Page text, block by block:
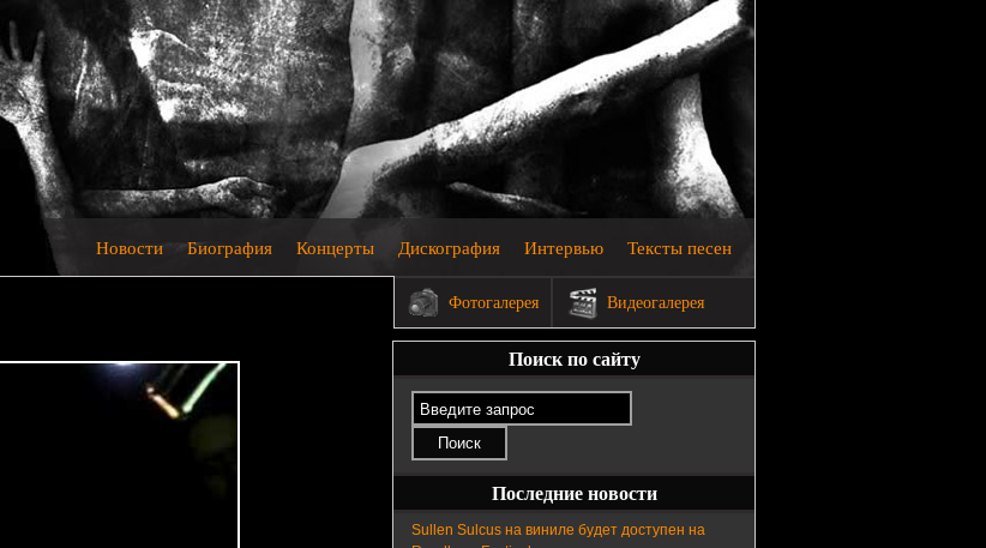
Новости Биография Концерты Дискография Интервью Тексты песен
Фотогалерея Видеогалерея
Поиск по сайту
Последние новости
Sullen Sulcus на виниле будет доступен на